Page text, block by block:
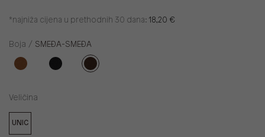
*najniža cijena u prethodnih 30 dana: 18,20 €
Boja / SMEĐA-SMEĐA
Veličina
UNIC